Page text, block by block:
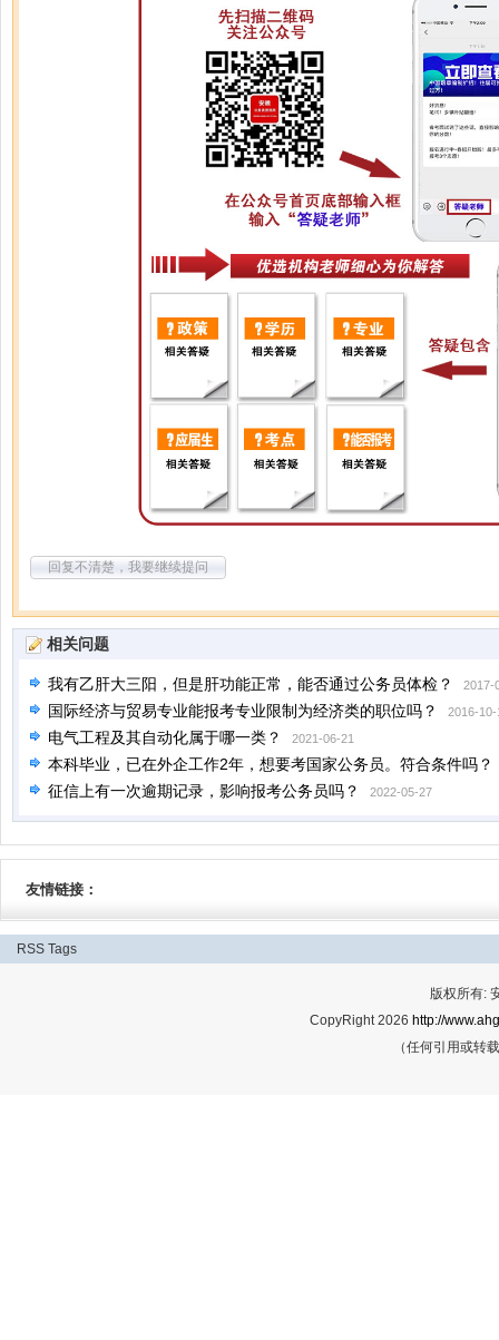
回复不清楚，我要继续提问
相关问题
我有乙肝大三阳，但是肝功能正常，能否通过公务员体检？ 2017-
国际经济与贸易专业能报考专业限制为经济类的职位吗？ 2016-10-
电气工程及其自动化属于哪一类？ 2021-06-21
本科毕业，已在外企工作2年，想要考国家公务员。符合条件吗？
征信上有一次逾期记录，影响报考公务员吗？
2022-05-27
友情链接：
RSS Tags
版权所有:
CopyRight 2026 http://
（任何引用或转